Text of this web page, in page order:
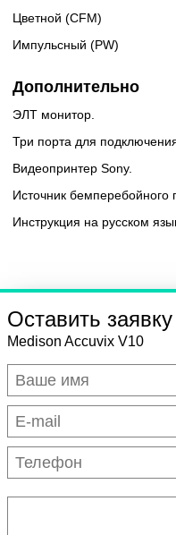
Цветной (CFM)
Импульсный (PW)
Дополнительно
ЭЛТ монитор.
Три порта для
Видеопринтер Sony.
Источник бемперебойного
Инструкция на русском
Оставить заявку
Medison Accuvix V10